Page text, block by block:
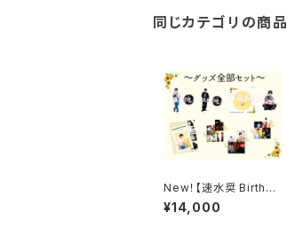
同じカテゴリの商品
New！【速水奨 Birthda
y Party2026】グッズ全
部セット《通常通販》
¥14,000